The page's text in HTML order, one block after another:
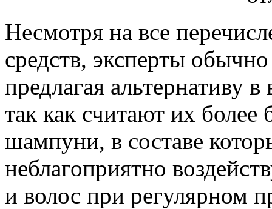
Несмотря на все
средств, эксперты
предлагая альтернативу
так как считают их более
шампуни, в составе
неблагоприятно
и волос при регулярном